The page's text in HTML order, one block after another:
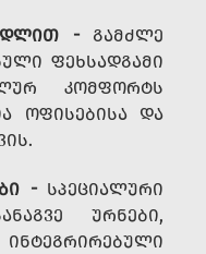
- ᲒᲐᲛᲫᲚᲔ
ᲤᲔᲮᲡᲐᲓᲒᲐᲛᲘ
ᲙᲝᲛᲤᲝᲠᲢᲡ
ᲝᲤᲘᲡᲔᲑᲘᲡᲐ ᲓᲐ
-ᲡᲞᲔᲪᲘᲐᲚᲣᲠᲘ
ᲣᲠᲜᲔᲑᲘ,